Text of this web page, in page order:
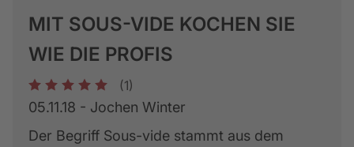
MIT SOUS-VIDE KOCHEN SIE
WIE DIE PROFIS
1 2 3 4 5 (1)
05.11.18 - Jochen Winter
Der Begriff Sous-vide stammt aus dem